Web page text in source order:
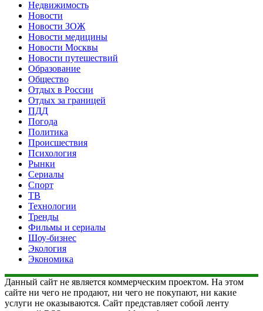
Недвижимость
Новости
Новости ЗОЖ
Новости медицины
Новости Москвы
Новости путешествий
Образование
Общество
Отдых в России
Отдых за границей
ПДД
Погода
Политика
Происшествия
Психология
Рынки
Сериалы
Спорт
ТВ
Технологии
Тренды
Фильмы и сериалы
Шоу-бизнес
Экология
Экономика
Данный сайт не является коммерческим проектом. На этом
сайте ни чего не продают, ни чего не покупают, ни какие
услуги не оказываются. Сайт представляет собой ленту